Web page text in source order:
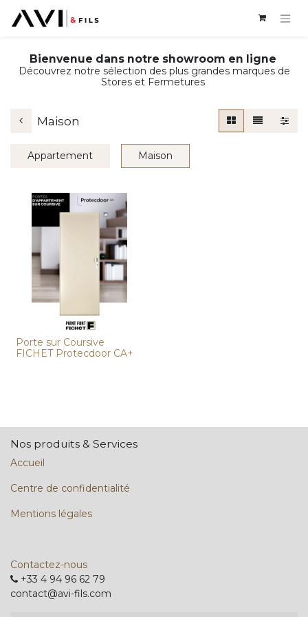
Bienvenue dans notre showroom en ligne
Découvrez notre sélection des plus grandes marques de
Stores et Fermetures
Maison
Appartement Maison
Porte sur Coursive
FICHET Protecdoor CA+
Nos produits & Services
Accueil
Centre de confidentialité
Mentions légales
Contactez-nous
+33 4 94 96 62 79
contact@avi-fils.com